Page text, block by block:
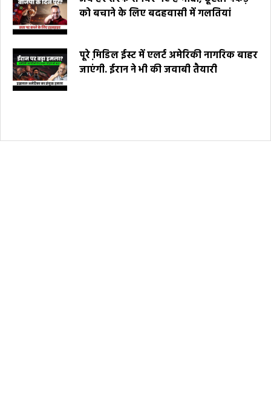
को बचाने के लिए बदहवासी में गलतियां
पूरे मि़डिल ईस्ट में एलर्ट अमेरिकी नागरिक बाहर
जाएंगी. ईरान ने भी की जवाबी तैयारी